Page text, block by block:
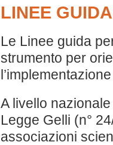
LINEE GUIDA
Le Linee guida
strumento per
A livello
Legge Gelli (n°
associazioni